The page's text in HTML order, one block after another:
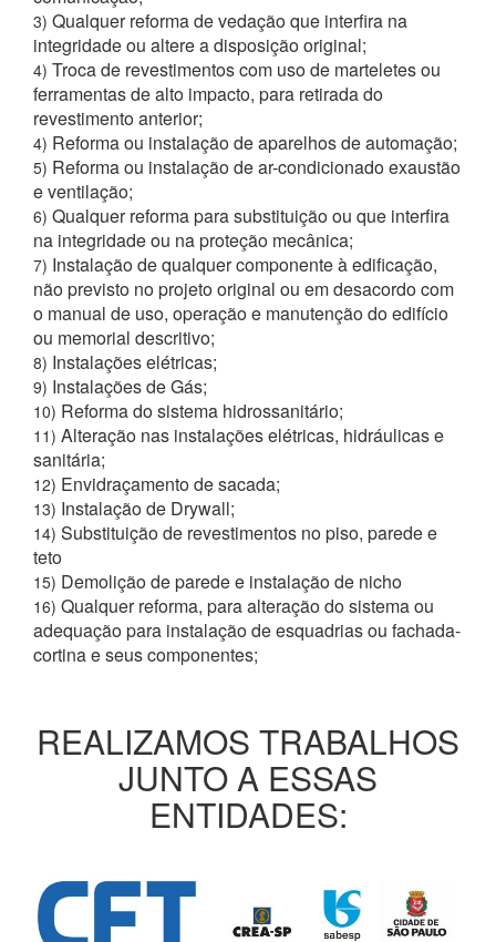
3) Qualquer reforma de vedação que interfira na
integridade ou altere a disposição original;
4) Troca de revestimentos com uso de marteletes ou
ferramentas de alto impacto, para retirada do
revestimento anterior;
4) Reforma ou instalação de aparelhos de automação;
5) Reforma ou instalação de ar-condicionado exaustão
e ventilação;
6) Qualquer reforma para substituição ou que interfira
na integridade ou na proteção mecânica;
7) Instalação de qualquer componente à edificação,
não previsto no projeto original ou em desacordo com
o manual de uso, operação e manutenção do edifício
ou memorial descritivo;
8) Instalações elétricas;
9) Instalações de Gás;
10) Reforma do sistema hidrossanitário;
11) Alteração nas instalações elétricas, hidráulicas e
sanitária;
12) Envidraçamento de sacada;
13) Instalação de Drywall;
14) Substituição de revestimentos no piso, parede e
teto
15) Demolição de parede e instalação de nicho
16) Qualquer reforma, para alteração do sistema ou
adequação para instalação de esquadrias ou fachada-
cortina e seus componentes;
REALIZAMOS TRABALHOS
JUNTO A ESSAS
ENTIDADES: